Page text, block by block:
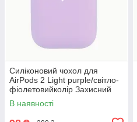
Силіконовий чохол для
AirPods 2 Light purple/світло-
фіолетовийколір Захисний
кейс
В наявності